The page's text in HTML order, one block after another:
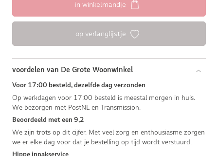
in winkelmandje
op verlanglijstje
voordelen van De Grote Woonwinkel
Voor 17:00 besteld, dezelfde dag verzonden
Op werkdagen voor 17:00 besteld is meestal morgen in huis.
We bezorgen met PostNL en Transmission.
Beoordeeld met een 9,2
We zijn trots op dit cijfer. Met veel zorg en enthousiasme zorgen
we er elke dag voor dat je bestelling op tijd wordt verstuurd.
Hippe inpakservice